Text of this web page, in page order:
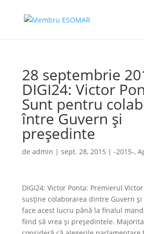
28 septembrie
DIGI24: Victor
Sunt pentru
între Guvern şi
preşedinte
de admin | sept. 28, 2015 | -2015-,
DIGI24: Victor Ponta: Premierul
susține colaborarea dintre Guvern
face acest lucru până la finalul
fiind să vrea și președintele.